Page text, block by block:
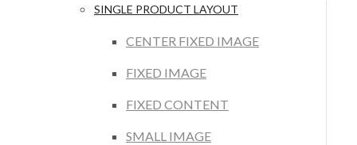
SINGLE PRODUCT LAYOUT
CENTER FIXED IMAGE
FIXED IMAGE
FIXED CONTENT
SMALL IMAGE